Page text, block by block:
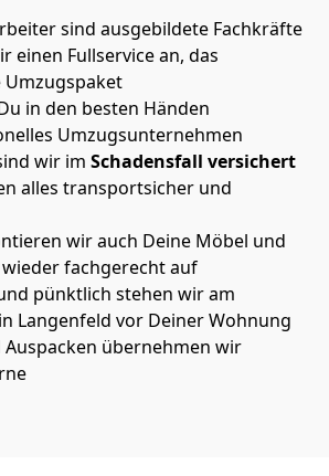
sind ausgebildete Fachkräfte
einen Fullservice an, das
in den besten Händen
Umzugsunternehmen
wir im Schadensfall versichert
alles transportsicher und
wir auch Deine Möbel und
fachgerecht auf
pünktlich stehen wir am
Langenfeld vor Deiner Wohnung
Auspacken übernehmen wir